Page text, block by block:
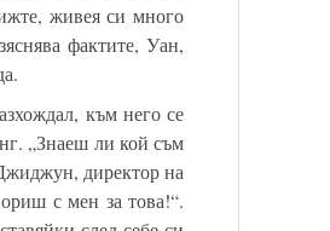
живея си много
фактите, Уан,
към него се
„Знаеш ли кой съм
директор на
с мен за това!“.